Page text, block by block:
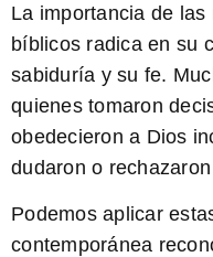
La importancia de
bíblicos radica en su
sabiduría y su fe.
quienes tomaron
obedecieron a Dios
dudaron o
Podemos aplicar
contemporánea